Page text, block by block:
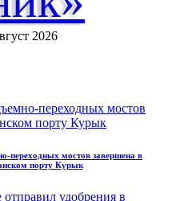
2026
переходных мостов завершена в
порту Курык